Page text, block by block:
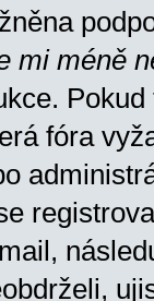
mi méně
fóra